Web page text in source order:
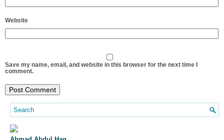
Website
Save my name, email, and website in this browser for the next time I
comment.